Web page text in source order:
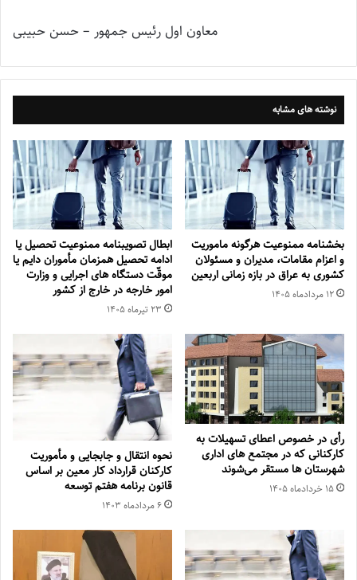
معاون اول رئیس جمهور – حسن حبیبی
نوشته های مشابه
بخشنامه ممنوعیت هرگونه ماموریت
و اعزام مقامات، مدیران و مسئولان
کشوری به عراق در بازه زمانی اربعین
۱۲ مرداد‌ماه ۱۴۰۵
ابطال تصویبنامه ممنوعیت تحصیل یا
ادامه تحصیل همزمان مأموران دایم یا
موقّت دستگاه های اجرایی و وزارت
امور خارجه در خارج از کشور
۲۳ تیر‌ماه ۱۴۰۵
رأی در خصوص اعطای تسهیلات به
کارکنانی که در مجتمع های اداری
شهرستان ها مستقر می‌شوند
۱۵ خرداد‌ماه ۱۴۰۵
نحوه انتقال و جابجایی و مأموریت
کارکنان قرارداد کار معین بر اساس
قانون برنامه هفتم توسعه
۶ مرداد‌ماه ۱۴۰۳